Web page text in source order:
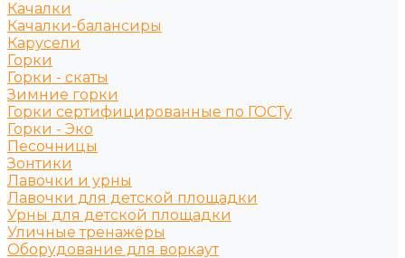
Качалки
Качалки-балансиры
Карусели
Горки
Горки - скаты
Зимние горки
Горки сертифицированные по ГОСТу
Горки - Эко
Песочницы
Зонтики
Лавочки и урны
Лавочки для детской площадки
Урны для детской площадки
Уличные тренажёры
Оборудование для воркаут